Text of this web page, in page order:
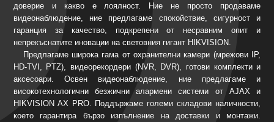
доверие и какво е лоялност. Ние не просто продаваме
видеонаблюдение, ние предлагаме спокойствие, сигурност и
гаранция за качество, подкрепени от несравним опит и
непрекъснатите иновации на световния гигант HIKVISION.
Предлагаме широка гама от охранителни камери (мрежови IP,
HD-TVI, PTZ), видеорекордери (NVR, DVR), готови комплекти и
аксесоари. Освен видеонаблюдение, ние предлагаме и
високотехнологични безжични алармени системи от AJAX и
HIKVISION AX PRO. Поддържаме големи складови наличности,
което гарантира бързо изпълнение на доставки и монтажи.